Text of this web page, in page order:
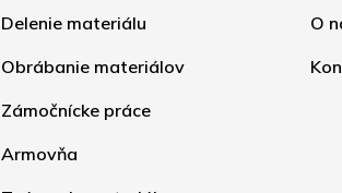
Delenie materiálu
Obrábanie materiálov
Zámočnícke práce
Armovňa
O